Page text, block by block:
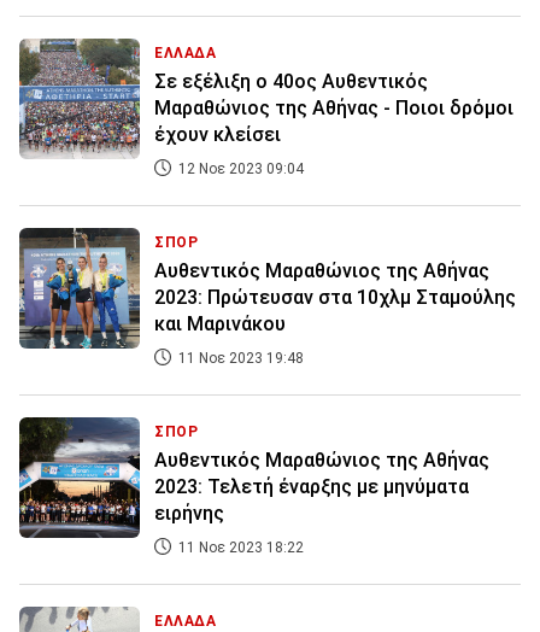
ΕΛΛΑΔΑ
Σε εξέλιξη ο 40ος Αυθεντικός
Μαραθώνιος της Αθήνας - Ποιοι δρόμοι
έχουν κλείσει
12 Νοε 2023 09:04
ΣΠΟΡ
Αυθεντικός Μαραθώνιος της Αθήνας
2023: Πρώτευσαν στα 10χλμ Σταμούλης
και Μαρινάκου
11 Νοε 2023 19:48
ΣΠΟΡ
Αυθεντικός Μαραθώνιος της Αθήνας
2023: Τελετή έναρξης με μηνύματα
ειρήνης
11 Νοε 2023 18:22
ΕΛΛΑΔΑ